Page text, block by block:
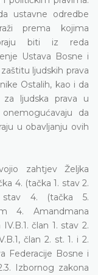
ustavne odredbe
prema kojima
biti iz reda
Ustava Bosne i
ljudskih prava
Ostalih, kao i da
ljudska prava u
da
u obavljanju ovih
zahtjev Željka
4. (tačka 1. stav 2.
stav 4. (tačka 5.
4. Amandmana
član 1. stav 2.
član 2. st. 1. i 2.
Federacije Bosne i
Izbornog zakona